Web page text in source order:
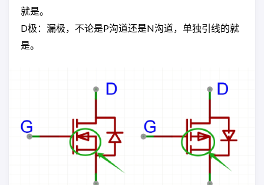
就是。
D极：漏极，不论是P沟道还是N沟道，单独引线的就
是。